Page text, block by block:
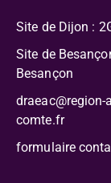
Site de Dijon :
Site de
Besançon
comte.fr
formulaire